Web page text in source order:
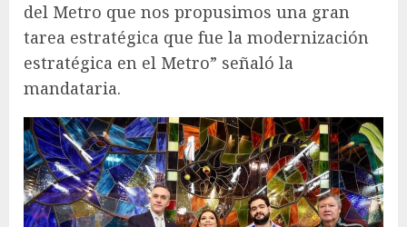
del Metro que nos propusimos una gran
tarea estratégica que fue la modernización
estratégica en el Metro” señaló la
mandataria.